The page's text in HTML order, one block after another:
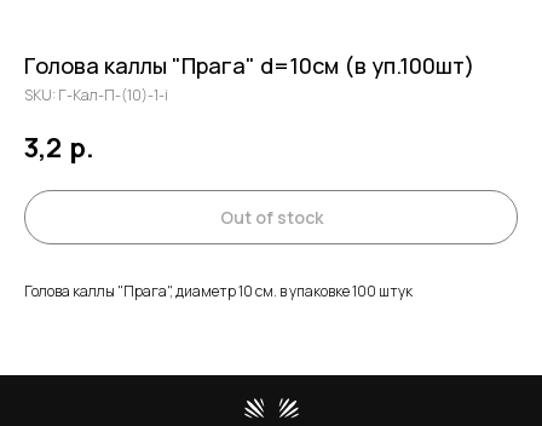
Голова каллы "Прага" d=10см (в уп.100шт)
SKU: Г-Кал-П-(10)-1-i
3,2 р.
Out of stock
Голова каллы "Прага", диаметр 10 см. в упаковке 100 штук